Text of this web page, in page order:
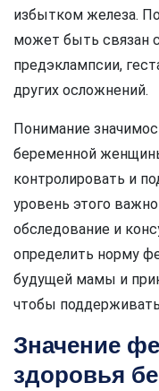
избытком железа.
может быть связан
предэклампсии,
других осложнений.
Понимание
беременной
контролировать и
уровень этого
обследование и
определить норму
будущей мамы и
чтобы
Значение
здоровья